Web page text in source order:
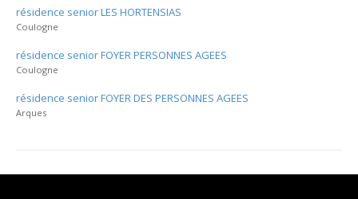
résidence senior LES HORTENSIAS
Coulogne
résidence senior FOYER PERSONNES AGEES
Coulogne
résidence senior FOYER DES PERSONNES AGEES
Arques